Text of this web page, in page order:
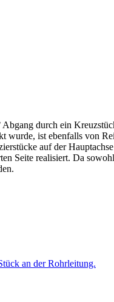
durch ein
wurde, ist ebenfalls von
auf der
Seite reali­siert. Da